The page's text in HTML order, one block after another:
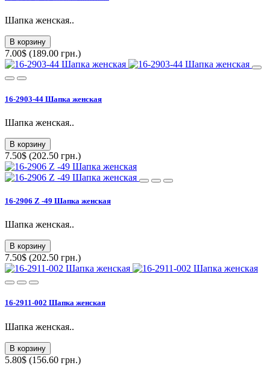
Шапка женская..
В корзину
7.00$ (189.00 грн.)
16-2903-44 Шапка женская
Шапка женская..
В корзину
7.50$ (202.50 грн.)
16-2906 Z -49 Шапка женская
Шапка женская..
В корзину
7.50$ (202.50 грн.)
16-2911-002 Шапка женская
Шапка женская..
В корзину
5.80$ (156.60 грн.)